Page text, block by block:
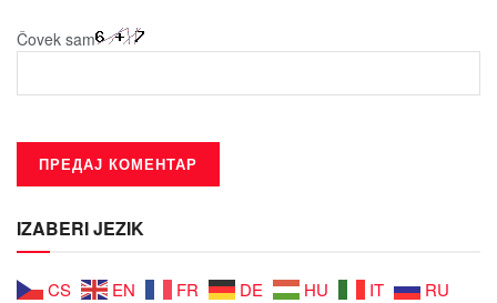
Čovek sam
IZABERI JEZIK
CS EN FR DE HU IT RU